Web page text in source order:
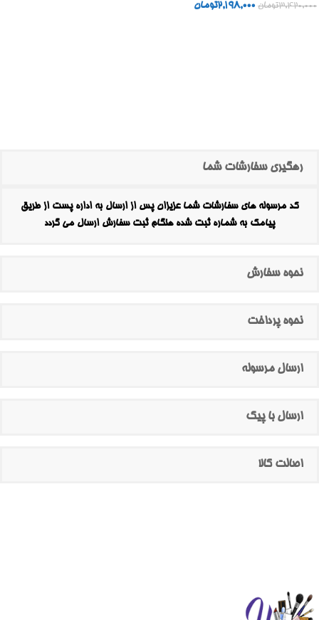
3,420,000تومان 2,198,000تومان
رهگیری سفارشات شما
کد مرسوله های سفارشات شما عزیزان پس از ارسال به اداره پست از طریق
پیامک به شماره ثبت شده هنگام ثبت سفارش ارسال می گردد
نحوه سفارش
نحوه پرداخت
ارسال مرسوله
ارسال با پیک
اصالت کالا